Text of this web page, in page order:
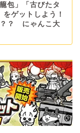
包」「古びたタ
ゲットしよう！
？ にゃんこ大